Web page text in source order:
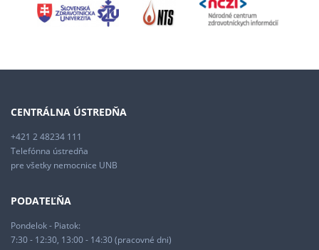
CENTRÁLNA ÚSTREDŇA
+421 2 48234 111
Telefónna ústredňa
pre všetky nemocnice UNB
PODATEĽŇA
Pondelok - Piatok:
7:30 - 12:30, 13:00 - 14:30 (pracovné dni)